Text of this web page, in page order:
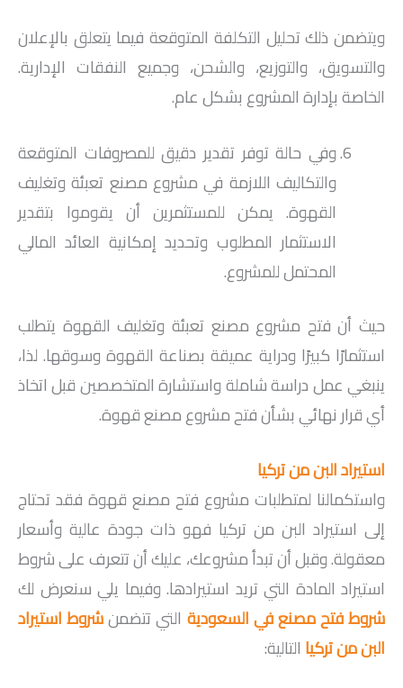
ويتضمن ذلك تحليل التكلفة المتوقعة فيما يتعلق بالإعلان
والتسويق، والتوزيع، والشحن، وجميع النفقات الإدارية.
الخاصة بإدارة المشروع بشكل عام.
وفي حالة توفر تقدير دقيق للمصروفات المتوقعة
والتكاليف اللازمة في مشروع مصنع تعبئة وتغليف
القهوة. يمكن للمستثمرين أن يقوموا بتقدير
الاستثمار المطلوب وتحديد إمكانية العائد المالي
المحتمل للمشروع.
حيث أن فتح مشروع مصنع تعبئة وتغليف القهوة يتطلب
استثمارًا كبيرًا ودراية عميقة بصناعة القهوة وسوقها. لذا،
ينبغي عمل دراسة شاملة واستشارة المتخصصين قبل اتخاذ
أي قرار نهائي بشأن فتح مشروع مصنع قهوة.
استيراد البن من تركيا
واستكمالنا لمتطلبات مشروع فتح مصنع قهوة فقد تحتاج
إلى استيراد البن من تركيا فهو ذات جودة عالية وأسعار
معقولة. وقبل أن تبدأ مشروعك، عليك أن تتعرف على شروط
استيراد المادة التي تريد استيرادها. وفيما يلي سنعرض لك
شروط فتح مصنع في السعودية التي تتضمنشروط استيراد
البن من تركيا التالية: